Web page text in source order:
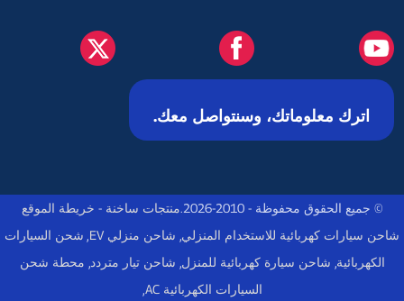
اترك معلوماتك، وسنتواصل معك.
© جميع الحقوق محفوظة - 2010-2026. منتجات ساخنة - خريطة الموقع
شاحن سيارات كهربائية للاستخدام المنزلي شاحن منزلي EV
شحن السيارات
الكهربائية شاحن سيارة كهربائية للمنزل شاحن تيار متردد محطة شحن
السيارات الكهربائية AC